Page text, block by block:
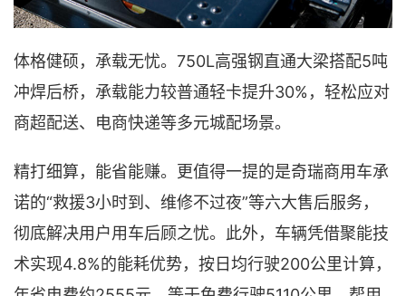
体格健硕，承载无忧。750L高强钢直通大梁搭配5吨
冲焊后桥，承载能力较普通轻卡提升30%，轻松应对
商超配送、电商快递等多元城配场景。
精打细算，能省能赚。更值得一提的是奇瑞商用车承
诺的“救援3小时到、维修不过夜”等六大售后服务，
彻底解决用户用车后顾之忧。此外，车辆凭借聚能技
术实现4.8%的能耗优势，按日均行驶200公里计算，